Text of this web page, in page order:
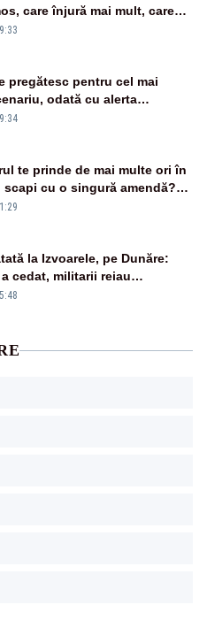
care înjură mai mult, care
ci pe proiecte”
pregătesc pentru cel mai
odată cu alerta
te prinde de mai multe ori în
scapi cu o singură amendă?
la Izvoarele, pe Dunăre:
cedat, militarii reiau
– VIDEO